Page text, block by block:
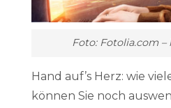
Foto: Fotolia.com –
Hand auf’s Herz: wie
können Sie noch